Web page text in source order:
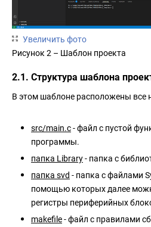
Увеличить фото
Рисунок 2 – Шаблон проекта
2.1. Структура шаблона
В этом шаблоне расположены
src/main.c- файл с пустой
программы.
папка Library- папка с
папка svd - папка с файлами
помощью которых далее
регистры периферийных
makefile- файл с правилами